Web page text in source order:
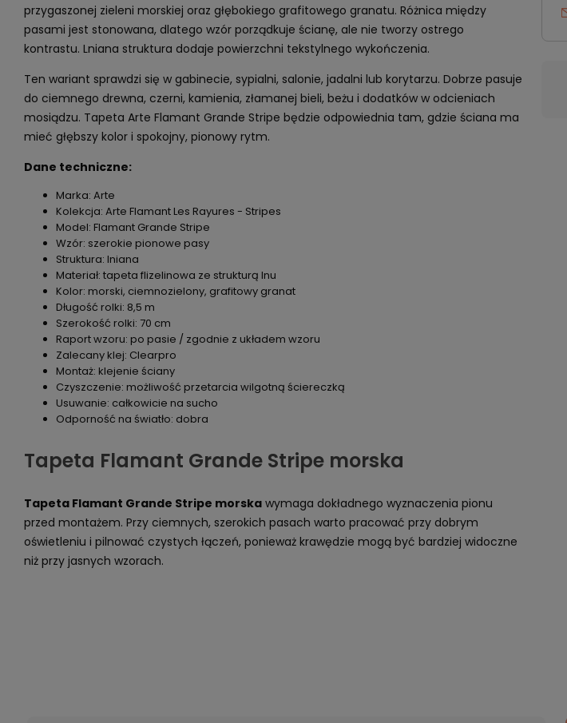
przygaszonej zieleni morskiej oraz głębokiego grafitowego granatu. Różnica między
pasami jest stonowana, dlatego wzór porządkuje ścianę, ale nie tworzy ostrego
kontrastu. Lniana struktura dodaje powierzchni tekstylnego wykończenia.
Ten wariant sprawdzi się w gabinecie, sypialni, salonie, jadalni lub korytarzu. Dobrze pasuje
do ciemnego drewna, czerni, kamienia, złamanej bieli, beżu i dodatków w odcieniach
mosiądzu. Tapeta Arte Flamant Grande Stripe będzie odpowiednia tam, gdzie ściana ma
mieć głębszy kolor i spokojny, pionowy rytm.
Dane techniczne:
Marka: Arte
Kolekcja: Arte Flamant Les Rayures - Stripes
Model: Flamant Grande Stripe
Wzór: szerokie pionowe pasy
Struktura: lniana
Materiał: tapeta flizelinowa ze strukturą lnu
Kolor: morski, ciemnozielony, grafitowy granat
Długość rolki: 8,5 m
Szerokość rolki: 70 cm
Raport wzoru: po pasie / zgodnie z układem wzoru
Zalecany klej: Clearpro
Montaż: klejenie ściany
Czyszczenie: możliwość przetarcia wilgotną ściereczką
Usuwanie: całkowicie na sucho
Odporność na światło: dobra
Tapeta Flamant Grande Stripe morska
Tapeta Flamant Grande Stripe morskawymaga dokładnego wyznaczenia pionu
przed montażem. Przy ciemnych, szerokich pasach warto pracować przy dobrym
oświetleniu i pilnować czystych łączeń, ponieważ krawędzie mogą być bardziej widoczne
niż przy jasnych wzorach.